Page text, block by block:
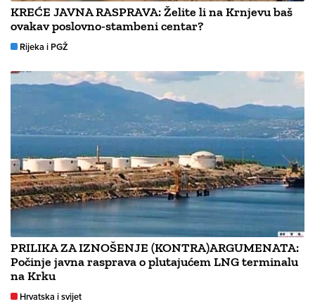
KREĆE JAVNA RASPRAVA: Želite li na Krnjevu baš
ovakav poslovno-stambeni centar?
Rijeka i PGŽ
PRILIKA ZA IZNOŠENJE (KONTRA)ARGUMENATA:
Počinje javna rasprava o plutajućem LNG terminalu
na Krku
Hrvatska i svijet